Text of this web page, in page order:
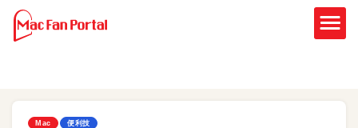
Mac 便利技